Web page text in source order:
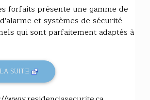
forfaits présente une gamme de
et systèmes de sécurité
qui sont parfaitement adaptés à
SUITE